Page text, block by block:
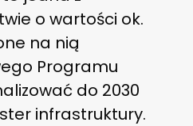
o wartości ok.
na nią
Programu
do 2030
infrastruktury.